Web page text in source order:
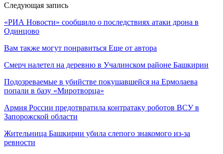
Следующая запись
«РИА Новости» сообщило о последствиях атаки дрона в
Одинцово
Вам также могут понравиться Еще от автора
Смерч налетел на деревню в Учалинском районе Башкирии
Подозреваемые в убийстве покушавшейся на Ермолаева
попали в базу «Миротворца»
Армия России предотвратила контратаку роботов ВСУ в
Запорожской области
Жительница Башкирии убила слепого знакомого из-за
ревности